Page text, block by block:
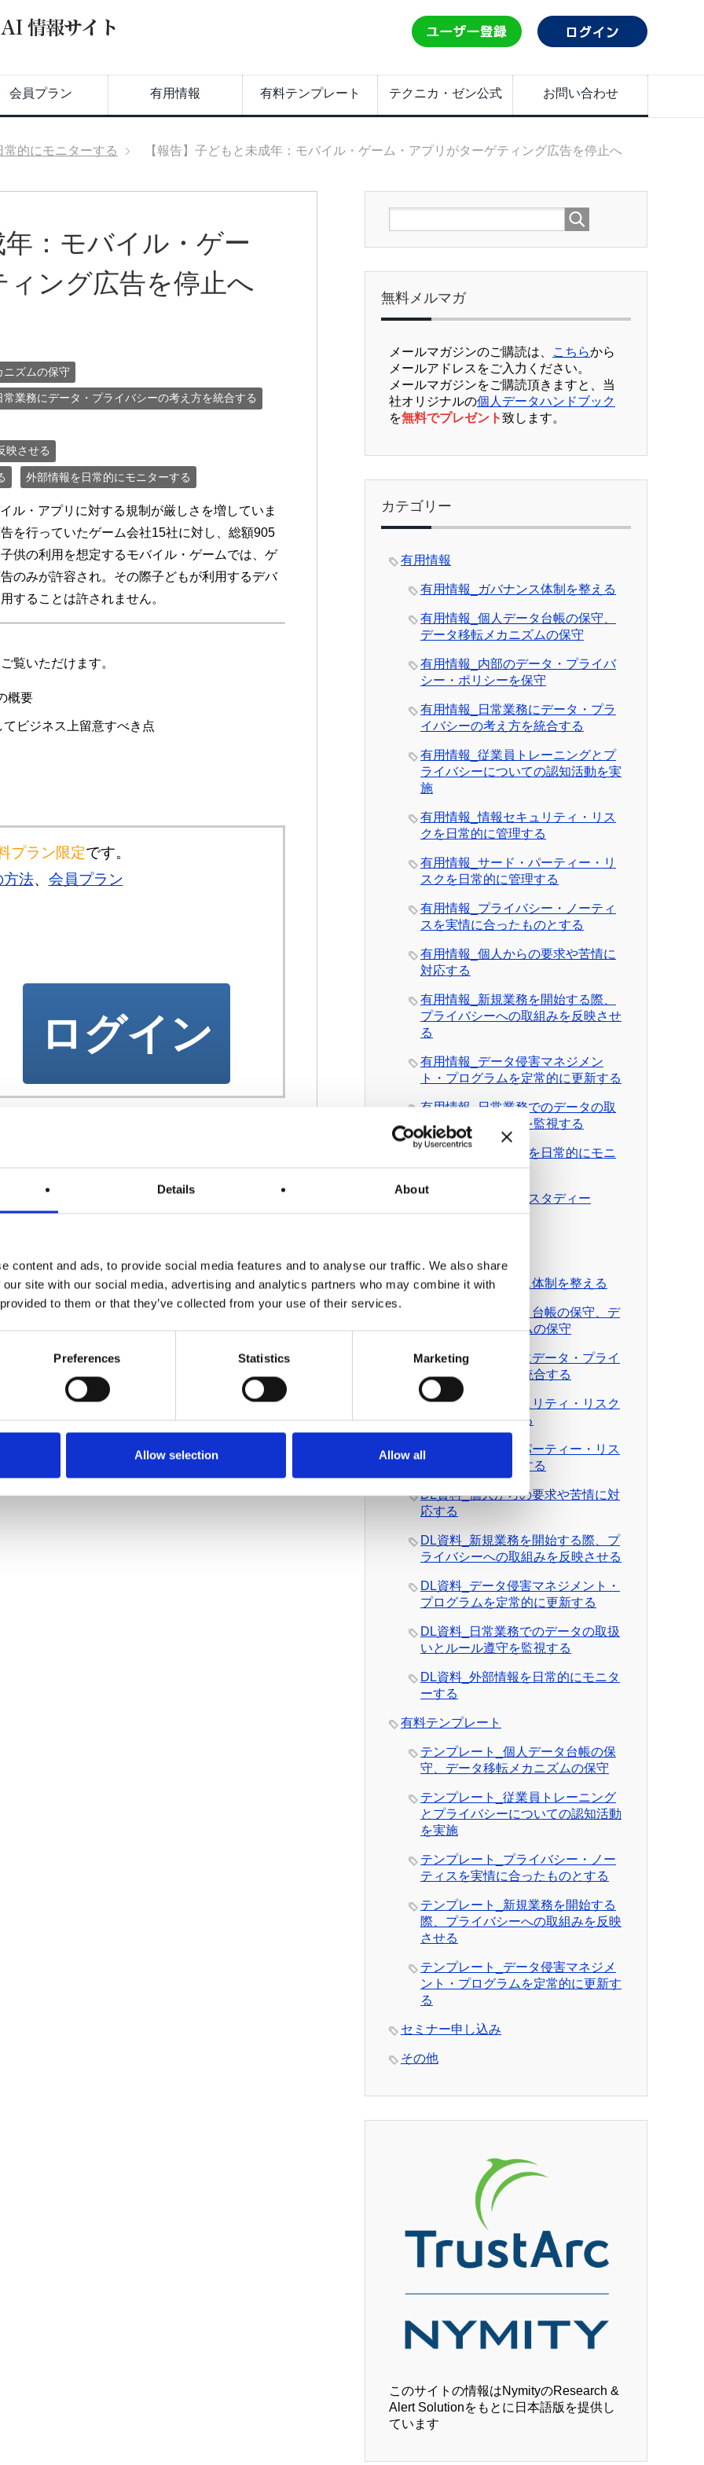
Details About
content and ads, to provide social media features and to analyse our traffic. We also share
site with our social media, advertising and analytics partners who may combine it with
to them or that they’ve collected from your use of their services.
Preferences Statistics Marketing
Allow selection Allow all
会員プラン 有用情報 有料テンプレート テクニカ・ゼン公式 お問い合わせ
的にモニターする 【報告】子どもと未成年：モバイル・ゲーム・アプリがターゲティング広告を停止へ
年：モバイル・ゲー
ング広告を停止へ
ズムの保守
常業務にデータ・プライバシーの考え方を統合する
映させる
外部情報を日常的にモニターする
ル・アプリに対する規制が厳しさを増していま
を行っていたゲーム会社15社に対し、総額905
供の利用を想定するモバイル・ゲームでは、ゲ
のみが許容され。その際子どもが利用するデバ
することは許されません。
覧いただけます。
概要
てビジネス上留意すべき点
プラン限定です。
方法、 会員プラン
ログイン
を要求」
無料メルマガ
メールマガジンのご購読は、 こちらから
メールアドレスをご入力ください。
メールマガジンをご購読頂きますと、当
社オリジナルの個人データハンドブック
を無料でプレゼント致します。
カテゴリー
有用情報
有用情報_ガバナンス体制を整える
有用情報_個人データ台帳の保守、
データ移転メカニズムの保守
有用情報_内部のデータ・プライバ
シー・ポリシーを保守
有用情報_日常業務にデータ・プラ
イバシーの考え方を統合する
有用情報_従業員トレーニングとプ
ライバシーについての認知活動を実
施
有用情報_情報セキュリティ・リス
クを日常的に管理する
有用情報_サード・パーティー・リ
スクを日常的に管理する
有用情報_プライバシー・ノーティ
スを実情に合ったものとする
有用情報_個人からの要求や苦情に
対応する
有用情報_新規業務を開始する際、
プライバシーへの取組みを反映させ
る
有用情報_データ侵害マネジメン
ト・プログラムを定常的に更新する
有用情報_日常業務でのデータの取
扱いとルール遵守を監視する
有用情報_外部情報を日常的にモニ
ターする
有用情報_ケース・スタディー
DL資料_ガバナンス体制を整える
DL資料_個人データ台帳の保守、デ
ータ移転メカニズムの保守
DL資料_日常業務にデータ・プライ
バシーの考え方を統合する
DL資料_情報セキュリティ・リスク
を日常的に管理する
DL資料_サード・パーティー・リス
クを日常的に管理する
DL資料_個人からの要求や苦情に対
応する
DL資料_新規業務を開始する際、プ
ライバシーへの取組みを反映させる
DL資料_データ侵害マネジメント・
プログラムを定常的に更新する
DL資料_日常業務でのデータの取扱
いとルール遵守を監視する
DL資料_外部情報を日常的にモニタ
ーする
有料テンプレート
テンプレート_個人データ台帳の保
守、データ移転メカニズムの保守
テンプレート_従業員トレーニング
とプライバシーについての認知活動
を実施
テンプレート_プライバシー・ノー
ティスを実情に合ったものとする
テンプレート_新規業務を開始する
際、プライバシーへの取組みを反映
させる
テンプレート_データ侵害マネジメ
ント・プログラムを定常的に更新す
る
セミナー申し込み
その他
このサイトの情報はNymityのResearch &
Alert Solutionをもとに日本語版を提供し
ています